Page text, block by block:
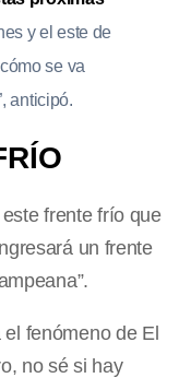
y el este de
se va
anticipó.
frente frío que
un frente
fenómeno de El
no sé si hay